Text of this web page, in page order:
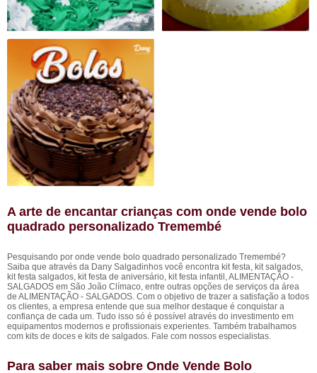
A arte de encantar crianças com onde vende bolo
quadrado personalizado Tremembé
Pesquisando por onde vende bolo quadrado personalizado Tremembé?
Saiba que através da Dany Salgadinhos você encontra kit festa, kit salgados,
kit festa salgados, kit festa de aniversário, kit festa infantil, ALIMENTAÇÃO -
SALGADOS em São João Clímaco, entre outras opções de serviços da área
de ALIMENTAÇÃO - SALGADOS. Com o objetivo de trazer a satisfação a todos
os clientes, a empresa entende que sua melhor destaque é conquistar a
confiança de cada um. Tudo isso só é possível através do investimento em
equipamentos modernos e profissionais experientes. Também trabalhamos
com kits de doces e kits de salgados. Fale com nossos especialistas.
Para saber mais sobre Onde Vende Bolo